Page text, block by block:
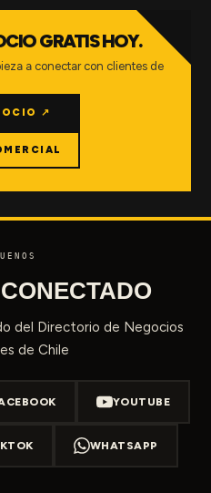
GRATIS HOY.
a conectar con clientes de
↗
del Directorio de Negocios
de Chile
YOUTUBE
WHATSAPP